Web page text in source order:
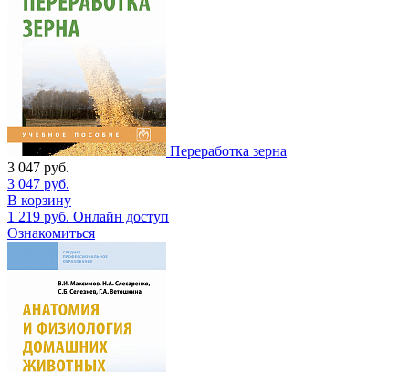
Переработка зерна
3 047 руб.
3 047 руб.
В корзину
1 219 руб. Онлайн доступ
Ознакомиться